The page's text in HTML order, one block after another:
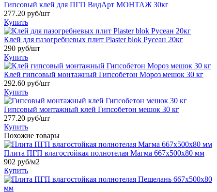
Гипсовый клей для ПГП ВидАрт МОНТАЖ 30кг
277.20 руб/шт
Купить
Клей для пазогребневых плит Plaster blok Русеан 20кг
290 руб/шт
Купить
Клей гипсовый монтажный Гипсобетон Мороз мешок 30 кг
292.60 руб/шт
Купить
Гипсовый монтажный клей Гипсобетон мешок 30 кг
277.20 руб/шт
Купить
Похожие товары
Плита ПГП влагостойкая полнотелая Магма 667x500x80 мм
902 руб/м2
Купить